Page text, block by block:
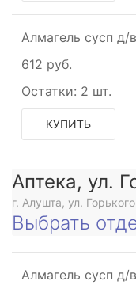
Алмагель сусп
612 руб.
Остатки: 2 шт.
КУПИТЬ
Аптека, ул.
г. Алушта, ул.
Выбрать
Алмагель сусп